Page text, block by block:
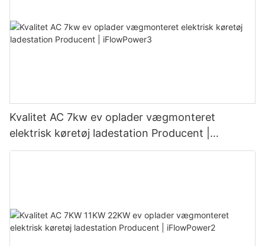
Kvalitet AC 7kw ev oplader vægmonteret
elektrisk køretøj ladestation Producent |
iFlowPower3